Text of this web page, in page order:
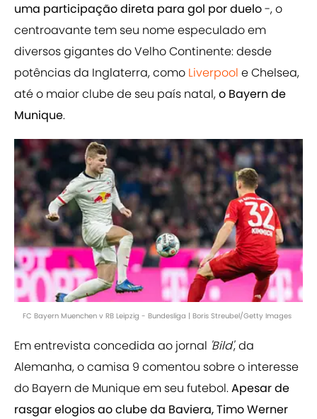
uma participação direta para gol por duelo-, o
centroavante tem seu nome especulado em
diversos gigantes do Velho Continente: desde
potências da Inglaterra, como Liverpool e Chelsea,
até o maior clube de seu país natal,o Bayern de
Munique.
FC Bayern Muenchen v RB Leipzig - Bundesliga | Boris Streubel/Getty Images
Em entrevista concedida ao jornal 'Bild', da
Alemanha, o camisa 9 comentou sobre o interesse
do Bayern de Munique em seu futebol.Apesar de
rasgar elogios ao clube da Baviera, Timo Werner